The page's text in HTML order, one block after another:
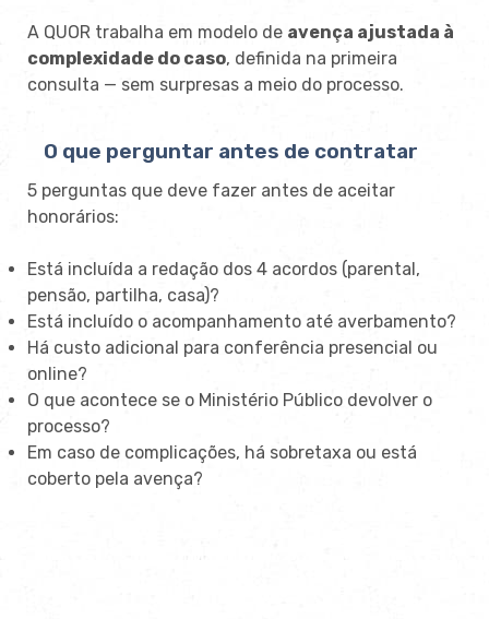
A QUOR trabalha em modelo de avença ajustada à
complexidade do caso, definida na primeira
consulta — sem surpresas a meio do processo.
O que perguntar antes de contratar
5 perguntas que deve fazer antes de aceitar
honorários:
Está incluída a redação dos 4 acordos (parental,
pensão, partilha, casa)?
Está incluído o acompanhamento até averbamento?
Há custo adicional para conferência presencial ou
online?
O que acontece se o Ministério Público devolver o
processo?
Em caso de complicações, há sobretaxa ou está
coberto pela avença?